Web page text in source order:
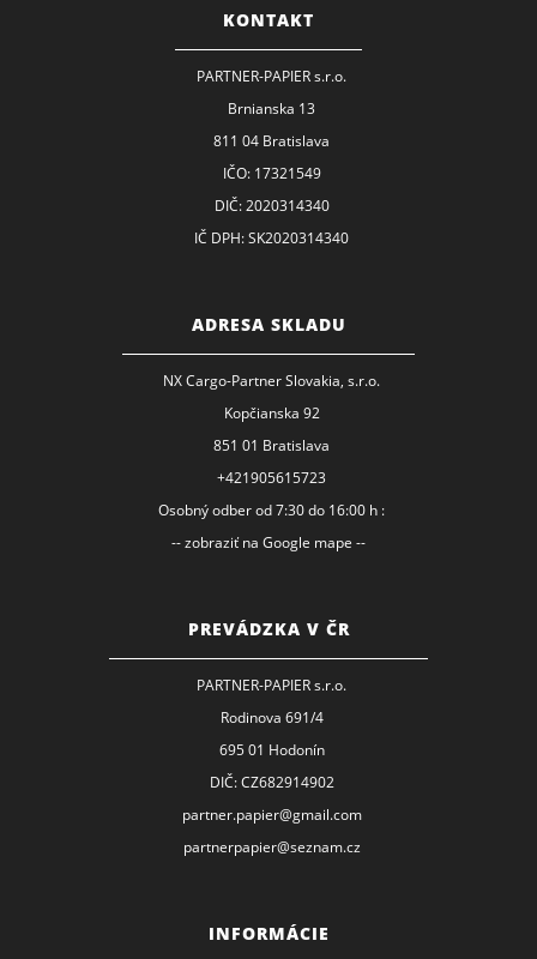
KONTAKT
PARTNER-PAPIER s.r.o.
Brnianska 13
811 04 Bratislava
IČO: 17321549
DIČ: 2020314340
IČ DPH: SK2020314340
ADRESA SKLADU
NX Cargo-Partner Slovakia, s.r.o.
Kopčianska 92
851 01 Bratislava
+421905615723
Osobný odber od 7:30 do 16:00 h :
-- zobraziť na Google mape --
PREVÁDZKA V ČR
PARTNER-PAPIER s.r.o.
Rodinova 691/4
695 01 Hodonín
DIČ: CZ682914902
partner.papier@gmail.com
partnerpapier@seznam.cz
INFORMÁCIE